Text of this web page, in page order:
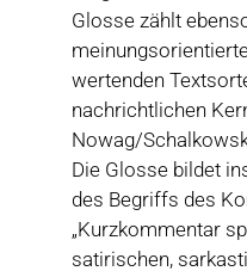
Glosse zählt
wertenden
nachrichtlichen
Nowag/
Die Glosse bildet
des Begriffs des
„Kurzkommentar
satirischen,